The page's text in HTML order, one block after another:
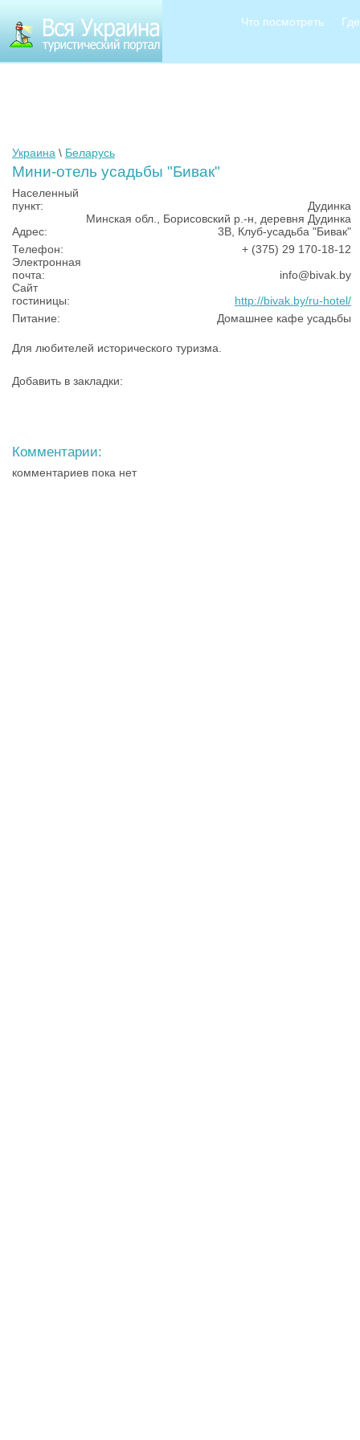
Что посмотреть
Украина \ Беларусь
Мини-отель усадьбы "Бивак"
Населенный
пункт:
Дудинка
Адрес:
Минская обл., Борисовский р.-н, деревня Дудинка
3В, Клуб-усадьба "Бивак"
Телефон:
+ (375) 29 170-18-12
Электронная
почта:
info@bivak.by
Сайт
гостиницы:
http://bivak.by/ru-hotel/
Питание:
Домашнее кафе усадьбы
Для любителей исторического туризма.
Добавить в закладки:
Комментарии:
комментариев пока нет